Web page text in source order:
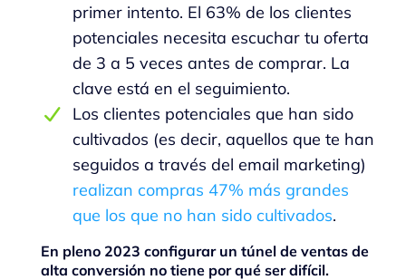
primer intento. El 63% de los clientes
potenciales necesita escuchar tu oferta
de 3 a 5 veces antes de comprar. La
clave está en el seguimiento.
Los clientes potenciales que han sido
cultivados (es decir, aquellos que te han
seguidos a través del email marketing)
realizan compras 47% más grandes
que los que no han sido cultivados.
En pleno 2023 configurar un túnel de ventas de
alta conversión no tiene por qué ser difícil.